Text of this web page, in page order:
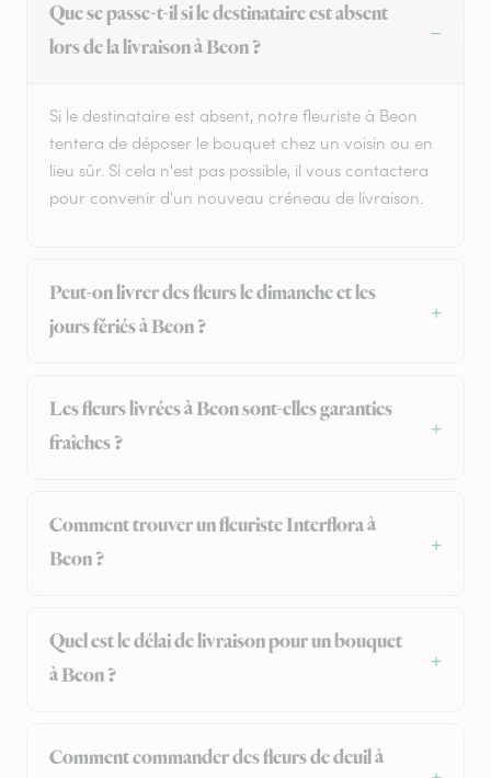
Que se passe-t-il si le destinataire est absent
lors de la livraison à Beon ?
Si le destinataire est absent, notre fleuriste à Beon
tentera de déposer le bouquet chez un voisin ou en
lieu sûr. Si cela n'est pas possible, il vous contactera
pour convenir d'un nouveau créneau de livraison.
Peut-on livrer des fleurs le dimanche et les
jours fériés à Beon ?
Les fleurs livrées à Beon sont-elles garanties
fraîches ?
Comment trouver un fleuriste Interflora à
Beon ?
Quel est le délai de livraison pour un bouquet
à Beon ?
Comment commander des fleurs de deuil à